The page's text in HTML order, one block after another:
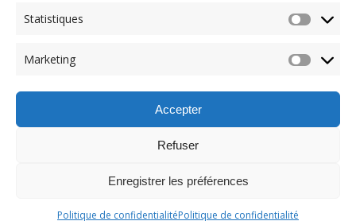
Statistiques
Marketing
Accepter
Refuser
Enregistrer les préférences
Politique de confidentialitéPolitique de confidentialité
Navigation
de
l'article
Previous
PDG aout 2023 (20)
© 2026 Maison des Jeunes de Boucherville.